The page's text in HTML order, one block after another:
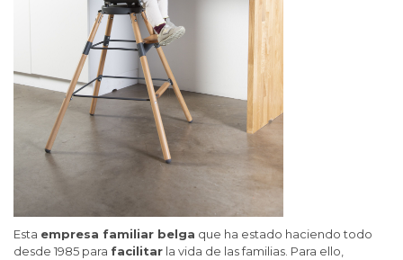
Esta empresa familiar belga que ha estado haciendo todo
desde 1985 para facilitar la vida de las familias. Para ello,